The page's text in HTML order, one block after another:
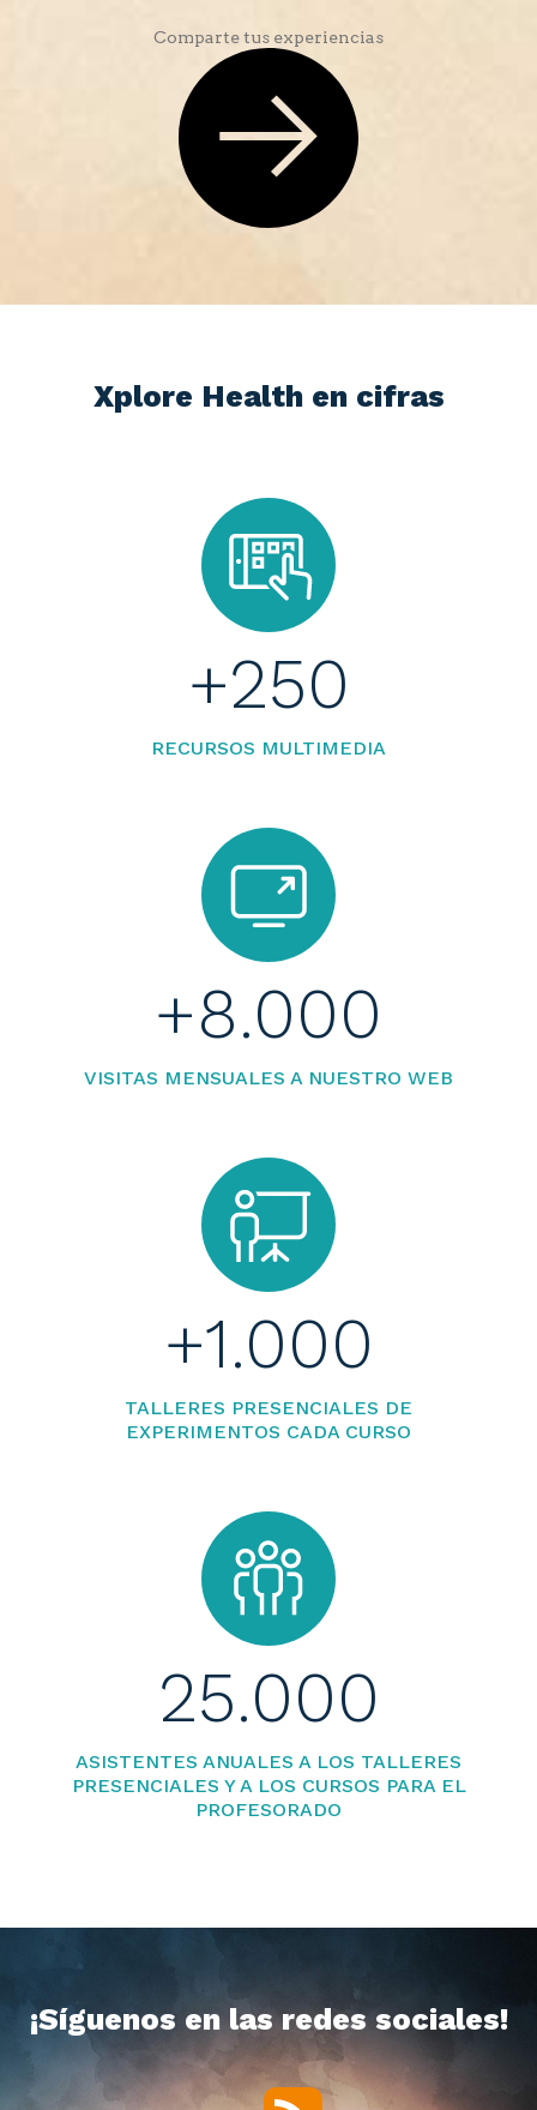
Comparte tus experiencias
Xplore Health en cifras
+250
RECURSOS MULTIMEDIA
+8.000
VISITAS MENSUALES A NUESTRO WEB
+1.000
TALLERES PRESENCIALES DE
EXPERIMENTOS CADA CURSO
25.000
ASISTENTES ANUALES A LOS TALLERES
PRESENCIALES Y A LOS CURSOS PARA EL
PROFESORADO
¡Síguenos en las redes sociales!
RSS